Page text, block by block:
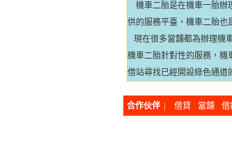
機車二胎是在機車一胎辦
供的服務平臺，機車二胎也
現在很多當舖都為辦理機
機車二胎針對性的服務，機
借站尋找已經開設綠色通道
合作伙伴 借貸 當舖 借